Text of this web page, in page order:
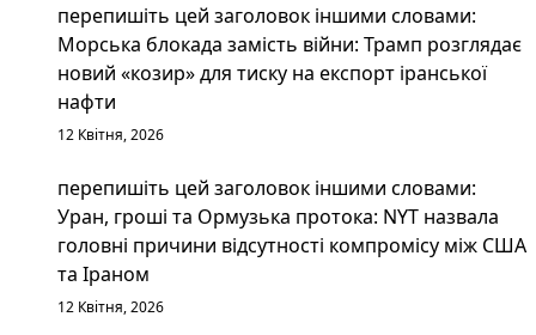
перепишіть цей заголовок іншими словами:
Морська блокада замість війни: Трамп розглядає
новий «козир» для тиску на експорт іранської
нафти
12 Квітня, 2026
перепишіть цей заголовок іншими словами:
Уран, гроші та Ормузька протока: NYT назвала
головні причини відсутності компромісу між США
та Іраном
12 Квітня, 2026